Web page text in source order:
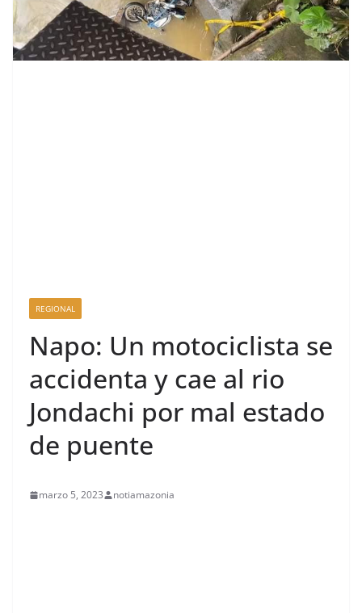
REGIONAL
Napo: Un motociclista se
accidenta y cae al rio
Jondachi por mal estado
de puente
marzo 5, 2023 notiamazonia